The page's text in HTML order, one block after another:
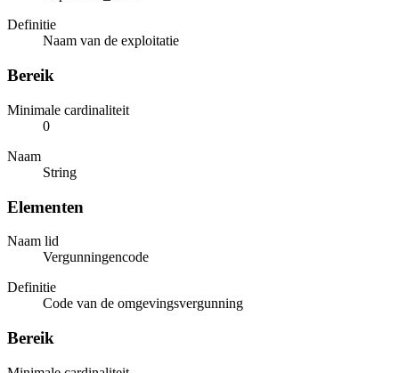
Definitie
Naam van de exploitatie
Bereik
Minimale cardinaliteit
0
Naam
String
Elementen
Naam lid
Vergunningencode
Definitie
Code van de omgevingsvergunning
Bereik